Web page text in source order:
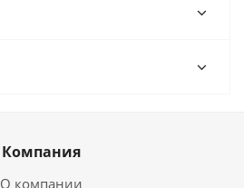
Компания
О компании